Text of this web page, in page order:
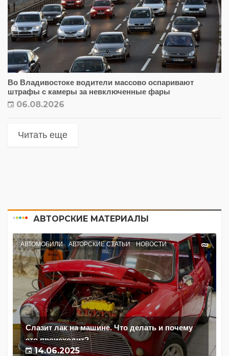
Во Владивостоке водители массово оспаривают
штрафы с камеры за невключенные фары
06.08.2026
Читать еще
АВТОРСКИЕ МАТЕРИАЛЫ
АВТОМОБИЛИ АВТОРСКИЕ СТАТЬИ НОВОСТИ
Слазит лак на машине. Что делать и почему
это происходит?
14.06.2025